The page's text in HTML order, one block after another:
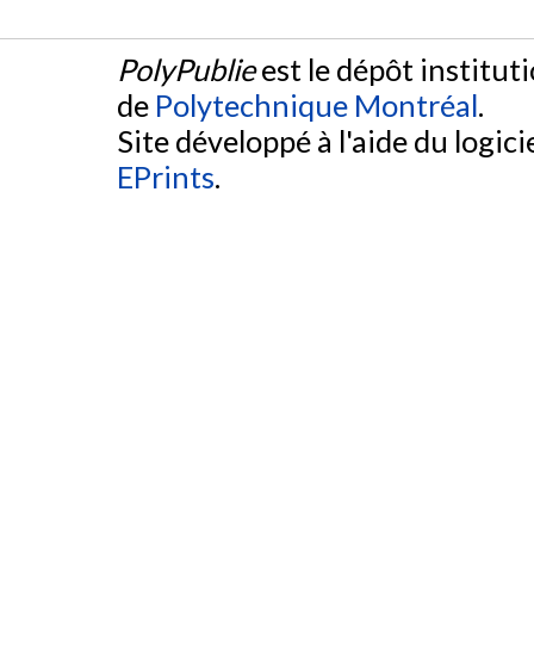
PolyPublieest le dépôt
de Polytechnique Montréal.
Site développé à l'aide du
EPrints.